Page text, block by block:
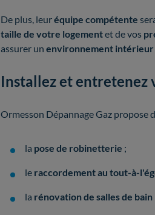
De plus, leuréquipe compétente
taille de votre logementet de vos
assurer un environnement
Installez et entretenez
Ormesson Dépannage Gaz propose
la pose de robinetterie ;
le raccordement au tout-à-
la rénovation de salles de bain